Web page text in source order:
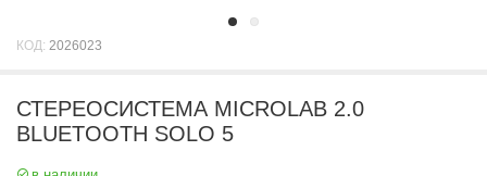
КОД: 2026023
СТЕРЕОСИСТЕМА MICROLAB 2.0
BLUETOOTH SOLO 5